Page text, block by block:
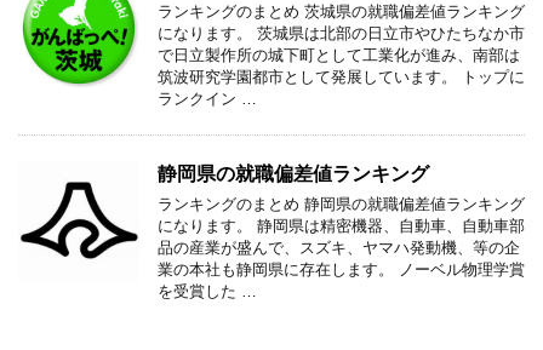
ランキングのまとめ 茨城県の就職偏差値ランキング
になります。 茨城県は北部の日立市やひたちなか市
で日立製作所の城下町として工業化が進み、南部は
筑波研究学園都市として発展しています。 トップに
ランクイン …
静岡県の就職偏差値ランキング
ランキングのまとめ 静岡県の就職偏差値ランキング
になります。 静岡県は精密機器、自動車、自動車部
品の産業が盛んで、スズキ、ヤマハ発動機、等の企
業の本社も静岡県に存在します。 ノーベル物理学賞
を受賞した …